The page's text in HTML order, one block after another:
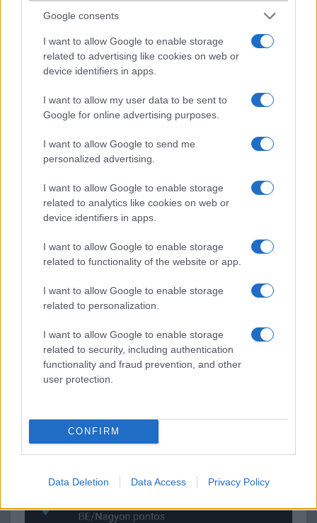
Google consents
I want to allow Google to enable storage
related to advertising like cookies on web or
device identifiers in apps.
I want to allow my user data to be sent to
Google for online advertising purposes.
I want to allow Google to send me
personalized advertising.
I want to allow Google to enable storage
related to analytics like cookies on web or
device identifiers in apps.
I want to allow Google to enable storage
related to functionality of the website or app.
I want to allow Google to enable storage
related to personalization.
I want to allow Google to enable storage
related to security, including authentication
functionality and fraud prevention, and other
user protection.
CONFIRM
Data Deletion Data Access Privacy Policy